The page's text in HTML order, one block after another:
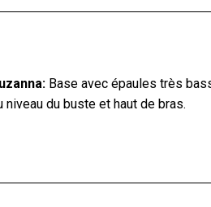
Base avec épaules très
niveau du buste et haut de bras.